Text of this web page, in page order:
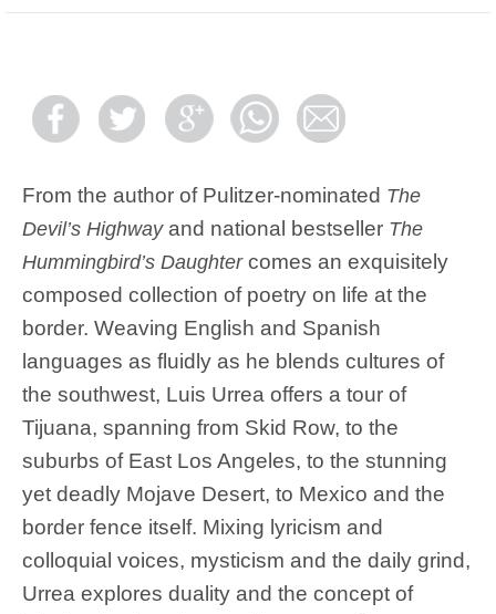
From the author of Pulitzer-nominated The
Devil’s Highwayand national bestseller The
Hummingbird’s Daughtercomes an exquisitely
composed collection of poetry on life at the
border. Weaving English and Spanish
languages as fluidly as he blends cultures of
the southwest, Luis Urrea offers a tour of
Tijuana, spanning from Skid Row, to the
suburbs of East Los Angeles, to the stunning
yet deadly Mojave Desert, to Mexico and the
border fence itself. Mixing lyricism and
colloquial voices, mysticism and the daily grind,
Urrea explores duality and the concept of